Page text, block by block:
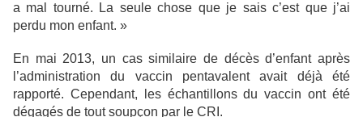
a mal tourné. La seule chose que je sais c’est que j’ai
perdu mon enfant. »
En mai 2013, un cas similaire de décès d’enfant après
l’administration du vaccin pentavalent avait déjà été
rapporté. Cependant, les échantillons du vaccin ont été
dégagés de tout soupçon par le CRI.